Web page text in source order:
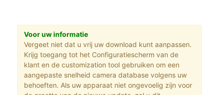
Voor uw informatie
Vergeet niet dat u vrij uw download kunt aanpassen.
Krijg toegang tot het Configuratiescherm van de
klant en de customization tool gebruiken om een
aangepaste snelheid camera database volgens uw
behoeften. Als uw apparaat niet ongevoelig zijn voor